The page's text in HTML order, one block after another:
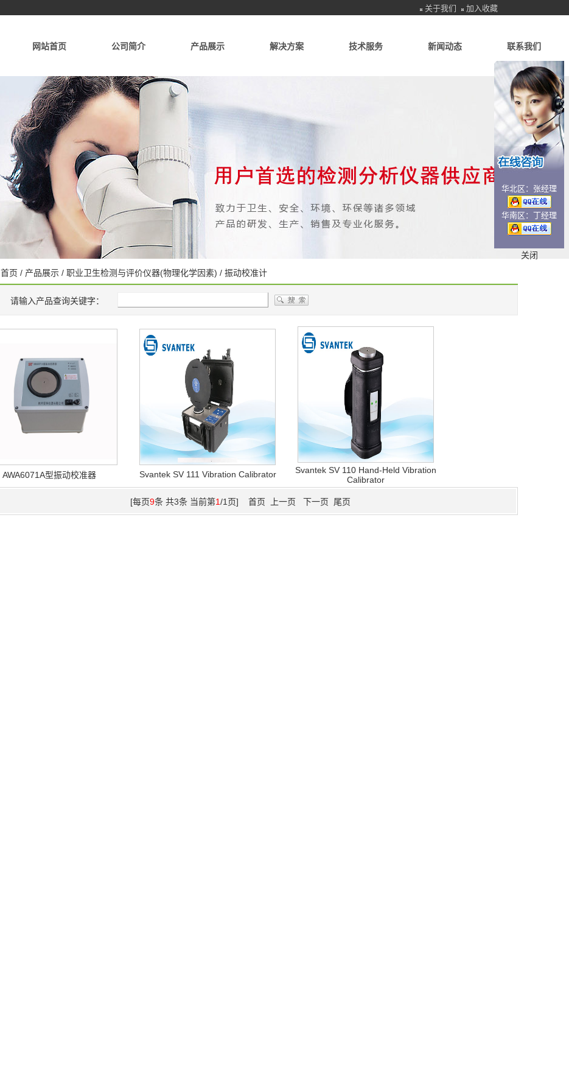
关于我们 加入收藏
网站首页 公司简介 产品展示 解决方案 技术服务 新闻动态 联系我们
首页 / 产品展示 / 职业卫生检测与评价仪器(物理化学因素) / 振动校准计
请输入产品查询关键字：
AWA6071A型振动校准器 Svantek SV 111 Vibration Calibrator
Svantek SV 110 Hand-Held Vibration
Calibrator
[每页9条 共3条 当前第1/1页] 首页 上一页 下一页 尾页
华北区：张经理
华南区：丁经理
关闭